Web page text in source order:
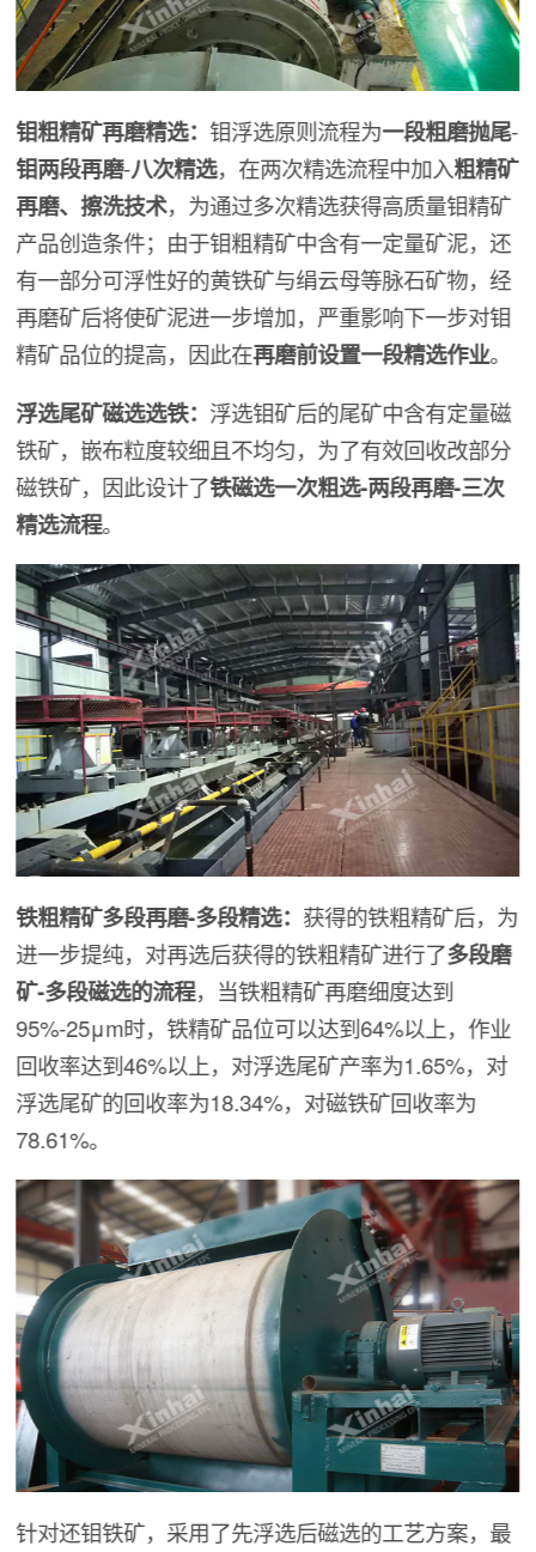
钼粗精矿再磨精选： 钼浮选原则流程为一段粗磨抛尾-
钼两段再磨-八次精选，在两次精选流程中加入粗精矿
再磨、擦洗技术，为通过多次精选获得高质量钼精矿
产品创造条件；由于钼粗精矿中含有一定量矿泥，还
有一部分可浮性好的黄铁矿与绢云母等脉石矿物，经
再磨矿后将使矿泥进一步增加，严重影响下一步对钼
精矿品位的提高，因此在再磨前设置一段精选作业。
浮选尾矿磁选选铁： 浮选钼矿后的尾矿中含有定量磁
铁矿，嵌布粒度较细且不均匀，为了有效回收改部分
磁铁矿，因此设计了铁磁选一次粗选-两段再磨-三次
精选流程。
铁粗精矿多段再磨-多段精选： 获得的铁粗精矿后，为
进一步提纯，对再选后获得的铁粗精矿进行了多段磨
矿-多段磁选的流程，当铁粗精矿再磨细度达到
95%-25μm时，铁精矿品位可以达到64%以上，作业
回收率达到46%以上，对浮选尾矿产率为1.65%，对
浮选尾矿的回收率为18.34%，对磁铁矿回收率为
78.61%。
针对还钼铁矿，采用了先浮选后磁选的工艺方案，最